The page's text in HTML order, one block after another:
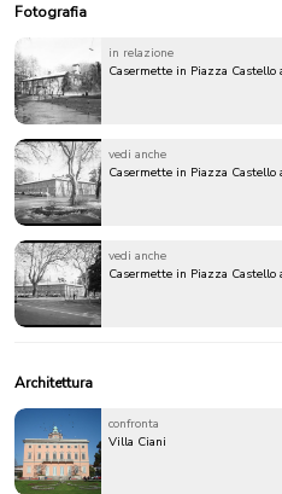
Fotografia
in relazione
Casermette in Piazza Castello
vedi anche
Casermette in Piazza Castello
vedi anche
Casermette in Piazza Castello
Architettura
confronta
Villa Ciani